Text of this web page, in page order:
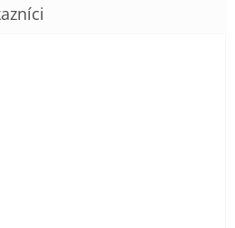
je 5 z 5 hvězdiček.
je 5 z 5 hvězdiček.